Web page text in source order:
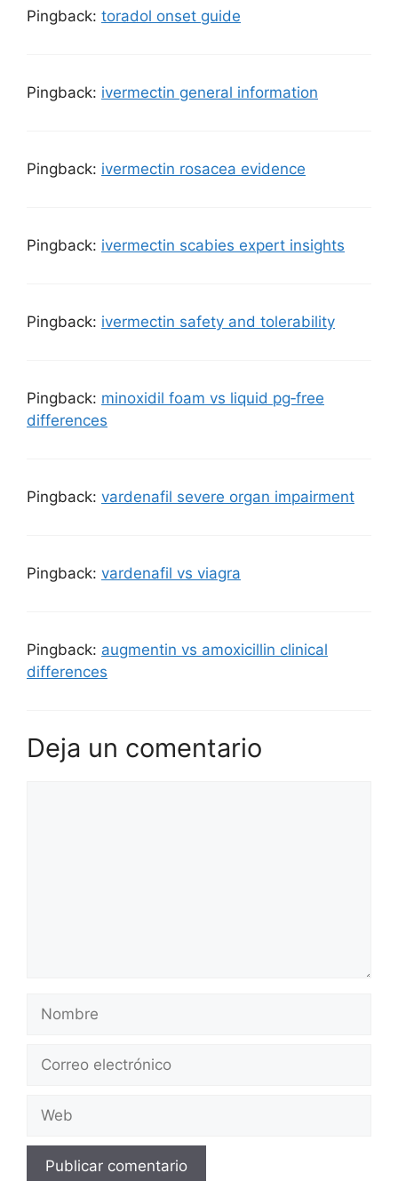
Pingback: toradol onset guide
Pingback: ivermectin general information
Pingback: ivermectin rosacea evidence
Pingback: ivermectin scabies expert insights
Pingback: ivermectin safety and tolerability
Pingback: minoxidil foam vs liquid pg‑free
differences
Pingback: vardenafil severe organ impairment
Pingback: vardenafil vs viagra
Pingback: augmentin vs amoxicillin clinical
differences
Deja un comentario